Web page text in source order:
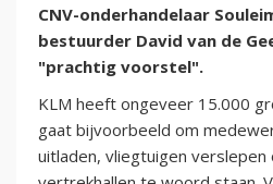
CNV-onderhandelaar
bestuurder David van de
"prachtig voorstel".
KLM heeft ongeveer 15.000
gaat bijvoorbeeld om
uitladen, vliegtuigen verslepen